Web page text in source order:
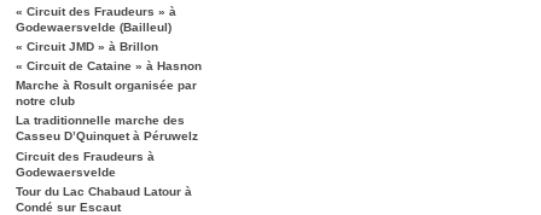
« Circuit des Fraudeurs » à
Godewaersvelde (Bailleul)
« Circuit JMD » à Brillon
« Circuit de Cataine » à Hasnon
Marche à Rosult organisée par
notre club
La traditionnelle marche des
Casseu D’Quinquet à Péruwelz
Circuit des Fraudeurs à
Godewaersvelde
Tour du Lac Chabaud Latour à
Condé sur Escaut